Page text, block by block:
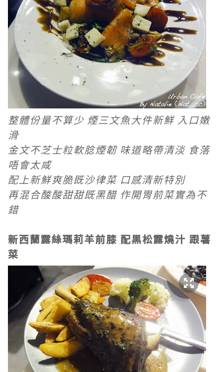
整體份量不算少 煙三文魚大件新鮮 入口嫩
滑
金文不芝士粒軟腍煙韌 味道略帶清淡 食落
唔會太咸
配上新鮮爽脆既沙律菜 口感清新特別
再混合酸酸甜甜既黑醋 作開胃前菜實為不
錯
新西蘭露絲瑪莉羊前膝 配黑松露燒汁 跟薯
菜